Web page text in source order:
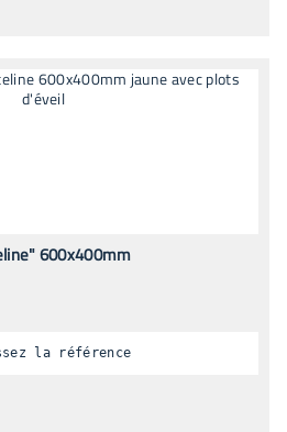
600x400mm
la référence